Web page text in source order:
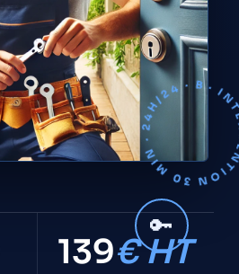
· INTERVENTION 30 MIN ·
🔑
139€ HT